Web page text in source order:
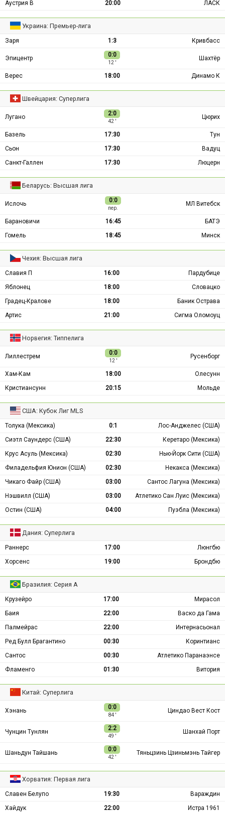
Аустрия В 20:00 ЛАСК
Украина: Премьер-лига
Заря 1:3 Кривбасс
Эпицентр 0:0
12 ′
Шахтёр
Верес 18:00 Динамо К
Швейцария: Суперлига
Лугано 2:0
42 ′
Цюрих
Базель 17:30
Тун
Сьон
17:30
Вадуц
Санкт-Галлен
17:30 Люцерн
Беларусь: Высшая лига
Ислочь 0:0
пер.
МЛ Витебск
Барановичи 16:45
БАТЭ
Гомель
18:45 Минск
Чехия: Высшая лига
Славия П 16:00
Пардубице
Яблонец
18:00
Словацко
Градец-Кралове
18:00
Баник Острава
Артис
21:00 Сигма Оломоуц
Норвегия: Типпелига
Лиллестрем 0:0
12 ′
Русенборг
Хам-Кам 18:00
Олесунн
Кристиансунн
20:15 Мольде
США: Кубок Лиг MLS
Толука (Мексика) 0:1
Лос-Анджелес (США)
Сиэтл Саундерс (США)
22:30
Керетаро (Мексика)
Крус Асуль (Мексика)
02:30
Нью-Йорк Сити (США)
Филадельфия Юнион (США)
02:30
Некакса (Мексика)
Чикаго Файр (США)
03:00
Сантос Лагуна (Мексика)
Нэшвилл (США)
03:00
Атлетико Сан Луис (Мексика)
Остин (США)
04:00 Пуэбла (Мексика)
Дания: Суперлига
Раннерс 17:00
Люнгбю
Хорсенс
19:00 Брондбю
Бразилия: Серия А
Крузейро 17:00
Мирасол
Баия
22:00
Васко да Гама
Палмейрас
22:00
Интернасьонал
Ред Булл Брагантино
00:30
Коринтианс
Сантос
00:30
Атлетико Паранаэнсе
Фламенго
01:30 Витория
Китай: Суперлига
Хэнань 0:0
84 ′
Циндао Вест Кост
Чунцин Тунлян 2:2
49 ′
Шанхай Порт
Шаньдун Тайшань 0:0
42 ′
Тяньцзинь Цзиньмэнь Тайгер
Хорватия: Первая лига
Славен Белупо 19:30
Вараждин
Хайдук
22:00 Истра 1961